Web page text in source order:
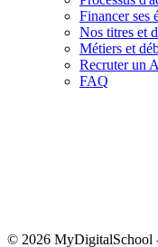
Financer ses
Nos titres et
Métiers et
Recruter un
FAQ
© 2026 MyDigitalSchool